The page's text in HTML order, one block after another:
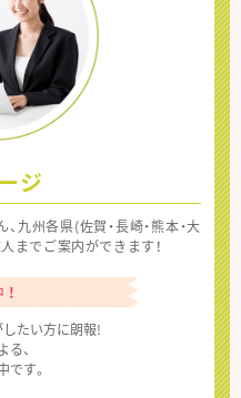
ジ
九州各県(佐賀・長崎・熊本・大
までご案内ができます！
たい方に朗報!
、
す。